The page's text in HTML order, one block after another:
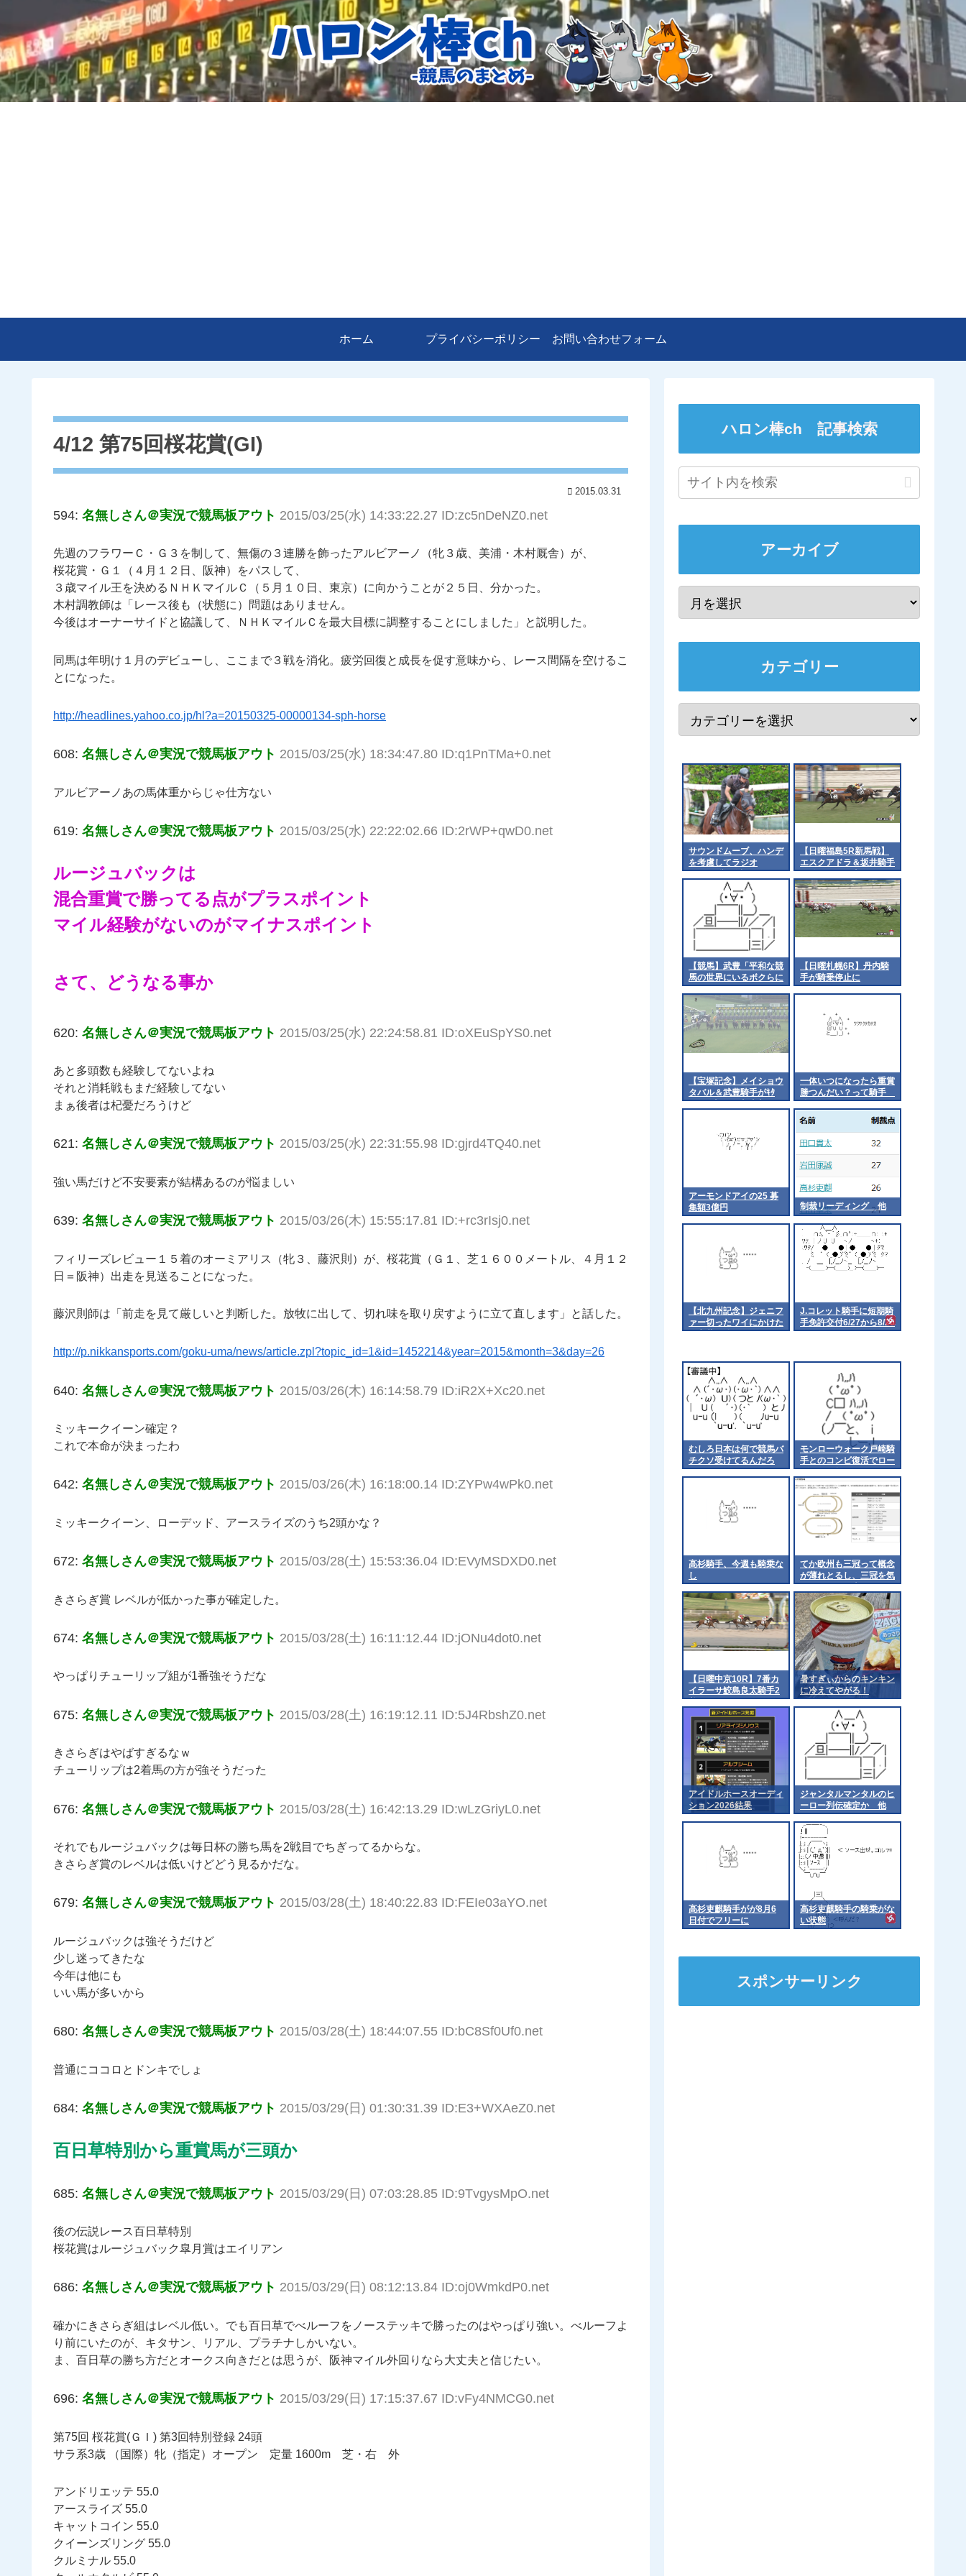
ホーム プライバシーポリシー お問い合わせフォーム
4/12 第75回桜花賞(GI)
2015.03.31
594: 名無しさん＠実況で競馬板アウト 2015/03/25(水) 14:33:22.27 ID:zc5nDeNZ0.net
先週のフラワーＣ・Ｇ３を制して、無傷の３連勝を飾ったアルビアーノ（牝３歳、美浦・木村厩舎）が、
桜花賞・Ｇ１（４月１２日、阪神）をパスして、
３歳マイル王を決めるＮＨＫマイルＣ（５月１０日、東京）に向かうことが２５日、分かった。
木村調教師は「レース後も（状態に）問題はありません。
今後はオーナーサイドと協議して、ＮＨＫマイルＣを最大目標に調整することにしました」と説明した。
同馬は年明け１月のデビューし、ここまで３戦を消化。疲労回復と成長を促す意味から、レース間隔を空けるこ
とになった。
http://headlines.yahoo.co.jp/hl?a=20150325-00000134-sph-horse
608: 名無しさん＠実況で競馬板アウト 2015/03/25(水) 18:34:47.80 ID:q1PnTMa+0.net
アルビアーノあの馬体重からじゃ仕方ない
619: 名無しさん＠実況で競馬板アウト 2015/03/25(水) 22:22:02.66 ID:2rWP+qwD0.net
ルージュバックは
混合重賞で勝ってる点がプラスポイント
マイル経験がないのがマイナスポイント
さて、どうなる事か
620: 名無しさん＠実況で競馬板アウト 2015/03/25(水) 22:24:58.81 ID:oXEuSpYS0.net
あと多頭数も経験してないよね
それと消耗戦もまだ経験してない
まぁ後者は杞憂だろうけど
621: 名無しさん＠実況で競馬板アウト 2015/03/25(水) 22:31:55.98 ID:gjrd4TQ40.net
強い馬だけど不安要素が結構あるのが悩ましい
639: 名無しさん＠実況で競馬板アウト 2015/03/26(木) 15:55:17.81 ID:+rc3rIsj0.net
フィリーズレビュー１５着のオーミアリス（牝３、藤沢則）が、桜花賞（Ｇ１、芝１６００メートル、４月１２
日＝阪神）出走を見送ることになった。
藤沢則師は「前走を見て厳しいと判断した。放牧に出して、切れ味を取り戻すように立て直します」と話した。
http://p.nikkansports.com/goku-uma/news/article.zpl?topic_id=1&id=1452214&year=2015&month=3&day=26
640: 名無しさん＠実況で競馬板アウト 2015/03/26(木) 16:14:58.79 ID:iR2X+Xc20.net
ミッキークイーン確定？
これで本命が決まったわ
642: 名無しさん＠実況で競馬板アウト 2015/03/26(木) 16:18:00.14 ID:ZYPw4wPk0.net
ミッキークイーン、ローデッド、アースライズのうち2頭かな？
672: 名無しさん＠実況で競馬板アウト 2015/03/28(土) 15:53:36.04 ID:EVyMSDXD0.net
きさらぎ賞 レベルが低かった事が確定した。
674: 名無しさん＠実況で競馬板アウト 2015/03/28(土) 16:11:12.44 ID:jONu4dot0.net
やっぱりチューリップ組が1番強そうだな
675: 名無しさん＠実況で競馬板アウト 2015/03/28(土) 16:19:12.11 ID:5J4RbshZ0.net
きさらぎはやばすぎるなｗ
チューリップは2着馬の方が強そうだった
676: 名無しさん＠実況で競馬板アウト 2015/03/28(土) 16:42:13.29 ID:wLzGriyL0.net
それでもルージュバックは毎日杯の勝ち馬を2戦目でちぎってるからな。
きさらぎ賞のレベルは低いけどどう見るかだな。
679: 名無しさん＠実況で競馬板アウト 2015/03/28(土) 18:40:22.83 ID:FEIe03aYO.net
ルージュバックは強そうだけど
少し迷ってきたな
今年は他にも
いい馬が多いから
680: 名無しさん＠実況で競馬板アウト 2015/03/28(土) 18:44:07.55 ID:bC8Sf0Uf0.net
普通にココロとドンキでしょ
684: 名無しさん＠実況で競馬板アウト 2015/03/29(日) 01:30:31.39 ID:E3+WXAeZ0.net
百日草特別から重賞馬が三頭か
685: 名無しさん＠実況で競馬板アウト 2015/03/29(日) 07:03:28.85 ID:9TvgysMpO.net
後の伝説レース百日草特別
桜花賞はルージュバック皐月賞はエイリアン
686: 名無しさん＠実況で競馬板アウト 2015/03/29(日) 08:12:13.84 ID:oj0WmkdP0.net
確かにきさらぎ組はレベル低い。でも百日草でべルーフをノーステッキで勝ったのはやっぱり強い。べルーフよ
り前にいたのが、キタサン、リアル、プラチナしかいない。
ま、百日草の勝ち方だとオークス向きだとは思うが、阪神マイル外回りなら大丈夫と信じたい。
696: 名無しさん＠実況で競馬板アウト 2015/03/29(日) 17:15:37.67 ID:vFy4NMCG0.net
第75回 桜花賞(ＧＩ) 第3回特別登録 24頭
サラ系3歳 （国際）牝（指定）オープン 定量 1600m 芝・右 外
アンドリエッテ 55.0
アースライズ 55.0
キャットコイン 55.0
クイーンズリング 55.0
クルミナル 55.0
ハロン棒ch 記事検索
アーカイブ
カテゴリー
サウンドムーブ、ハンデ
を考慮してラジオ
NIKKEI賞回避
【日曜福島5R新馬戦】
エスクアドラ＆坂井騎手
がｷﾀ━━━━(ﾟ
∀ﾟ)━━━━!!
【競馬】武豊「平和な競
馬の世界にいるボクらに
なにかできることがない
か、仲間と相談した
い」 被災地に思いを馳
せる [冬月記者★]
【日曜札幌6R】丹内騎
手が騎乗停止に
【宝塚記念】メイショウ
タバル＆武豊騎手がｷﾀ
━━☆ﾟ･*:｡.:(ﾟ∀ﾟ)ﾟ･
一体いつになったら重賞
勝つんだい？って騎手
他
アーモンドアイの25 募
集額3億円
制裁リーディング 他
【北九州記念】ジェニフ
ァー切ったワイにかけた
い言葉 他
J.コレット騎手に短期騎
手免許交付6/27から8/26
まで
むしろ日本は何で競馬バ
チクソ受けてるんだろ
モンローウォーク戸崎騎
手とのコンビ復活でロー
ズSへ 他
高杉騎手、今週も騎乗な
し
てか欧州も三冠って概念
が薄れとるし、三冠を気
にするのは日本くらいに
なるんやろか 他
【日曜中京10R】7番カ
イラーサ鮫島良太騎手2
着
暑すぎぃからのキンキン
に冷えてやがる！
アイドルホースオーディ
ション2026結果
ジャンタルマンタルのヒ
ーロー列伝確定か 他
高杉吏麒騎手がが8月6
日付でフリーに
高杉吏麒騎手の騎乗がな
い状態
スポンサーリンク